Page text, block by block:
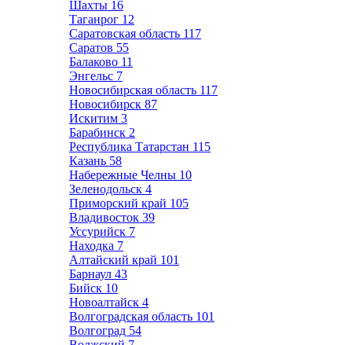
Шахты 16
Таганрог 12
Саратовская область 117
Саратов 55
Балаково 11
Энгельс 7
Новосибирская область 117
Новосибирск 87
Искитим 3
Барабинск 2
Республика Татарстан 115
Казань 58
Набережные Челны 10
Зеленодольск 4
Приморский край 105
Владивосток 39
Уссурийск 7
Находка 7
Алтайский край 101
Барнаул 43
Бийск 10
Новоалтайск 4
Волгоградская область 101
Волгоград 54